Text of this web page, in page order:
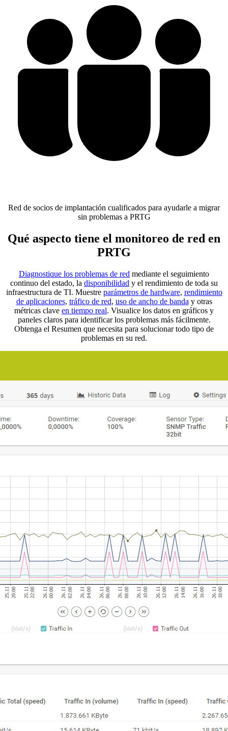
Red de socios de implantación cualificados para ayudarle a migrar
sin problemas a PRTG
Qué aspecto tiene el monitoreo de red en
PRTG
Diagnostique los problemas de red mediante el seguimiento
continuo del estado, la disponibilidad y el rendimiento de toda su
infraestructura de TI. Muestre parámetros de hardware, rendimiento
de aplicaciones, tráfico de red, uso de ancho de banda y otras
métricas clave en tiempo real. Visualice los datos en gráficos y
paneles claros para identificar los problemas más fácilmente.
Obtenga el Resumen que necesita para solucionar todo tipo de
problemas en su red.